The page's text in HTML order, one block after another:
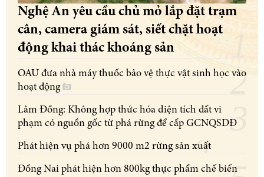
Nghệ An yêu cầu chủ mỏ lắp đặt trạm
cân, camera giám sát, siết chặt hoạt
động khai thác khoáng sản
OAU đưa nhà máy thuốc bảo vệ thực vật sinh học vào
hoạt động
Lâm Đồng: Không hợp thức hóa diện tích đất vi
phạm có nguồn gốc từ phá rừng để cấp GCNQSDĐ
Phát hiện vụ phá hơn 9000 m2 rừng sản xuất
Đồng Nai phát hiện hơn 800kg thực phẩm chế biến